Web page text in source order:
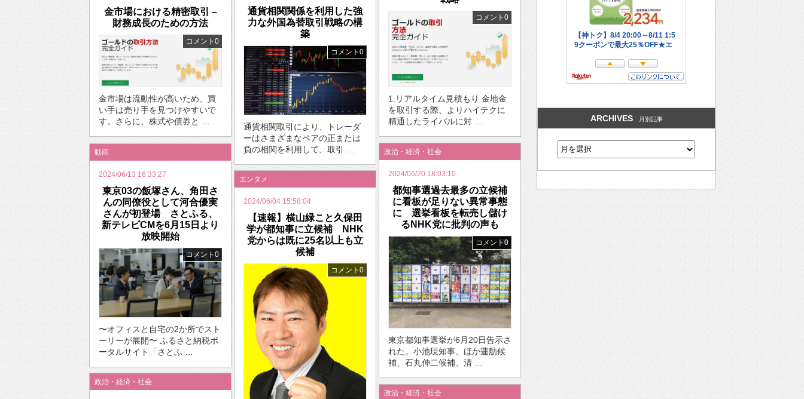
コメント0
1.リアルタイム見積もり 金地金
を取引する際、よりハイテクに
精通したライバルに対 …
通貨相関関係を利用した強
力な外国為替取引戦略の構
築
コメント0
通貨相関取引により、トレーダ
ーはさまざまなペアの正または
負の相関を利用して、取引 …
金市場における精密取引 –
財務成長のための方法
コメント0
金市場は流動性が高いため、買
い手は売り手を見つけやすいで
す。さらに、株式や債券と …
政治・経済・社会
2024/06/20 18:03:10
都知事選過去最多の立候補
に看板が足りない異常事態
に 選挙看板を転売し儲け
るNHK党に批判の声も
コメント0
東京都知事選挙が6月20日告示さ
れた。小池現知事、ほか蓮舫候
補、石丸伸二候補、清 …
動画
2024/06/13 16:33:27
東京03の飯塚さん、角田さ
んの同僚役として河合優実
さんが初登場 さとふる、
新テレビCMを6月15日より
放映開始
コメント0
〜オフィスと⾃宅の2か所でスト
ーリーが展開〜 ふるさと納税ポ
ータルサイト「さとふ …
エンタメ
2024/06/04 15:58:04
【速報】横山緑こと久保田
学が都知事に立候補 NHK
党からは既に25名以上も立
候補
コメント0
政治・経済・社会
政治・経済・社会
ARCHIVES 月別記事